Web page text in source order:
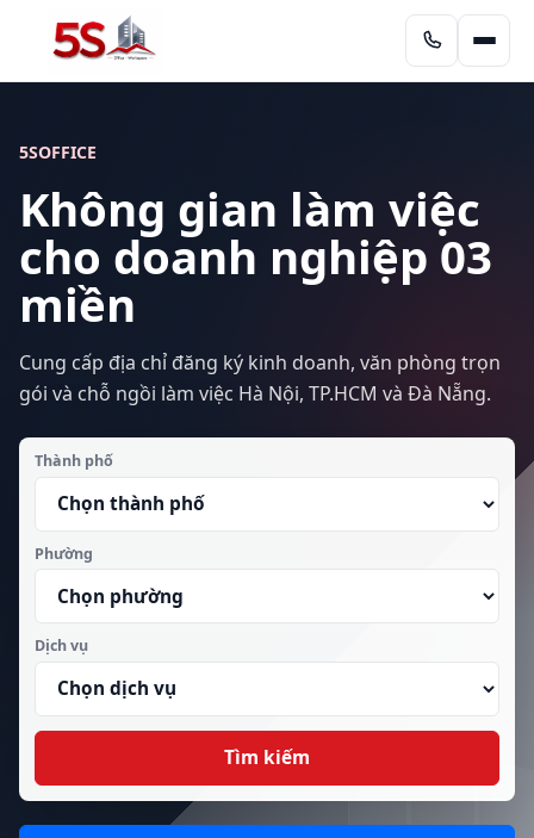
5SOFFICE
Không gian làm việc
cho doanh nghiệp 03
miền
Cung cấp địa chỉ đăng ký kinh doanh, văn phòng trọn
gói và chỗ ngồi làm việc Hà Nội, TP.HCM và Đà Nẵng.
Thành phố
Phường
Dịch vụ
Tìm kiếm